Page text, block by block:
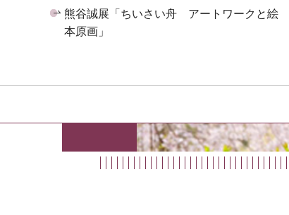
熊谷誠展「ちいさい舟 アートワークと絵
本原画」